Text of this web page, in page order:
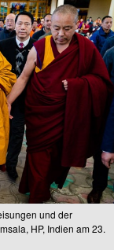
und der
HP, Indien am 23.